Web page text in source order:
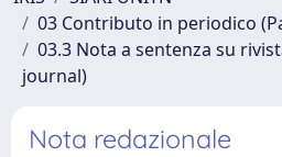
03 Contributo in periodico
03.3 Nota a sentenza su
journal)
Nota redazionale